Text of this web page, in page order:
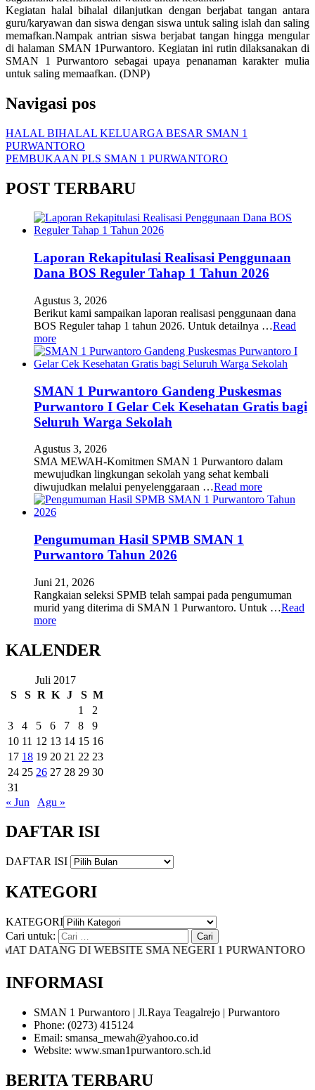
Kegiatan halal bihalal dilanjutkan dengan berjabat tangan antara
guru/karyawan dan siswa dengan siswa untuk saling islah dan saling
memafkan.Nampak antrian siswa berjabat tangan hingga mengular
di halaman SMAN 1Purwantoro. Kegiatan ini rutin dilaksanakan di
SMAN 1 Purwantoro sebagai upaya penanaman karakter mulia
untuk saling memaafkan. (DNP)
Navigasi pos
HALAL BIHALAL KELUARGA BESAR SMAN 1
PURWANTORO
PEMBUKAAN PLS SMAN 1 PURWANTORO
POST TERBARU
Laporan Rekapitulasi Realisasi Penggunaan
Dana BOS Reguler Tahap 1 Tahun 2026
Agustus 3, 2026
Berikut kami sampaikan laporan realisasi penggunaan dana
BOS Reguler tahap 1 tahun 2026. Untuk detailnya …Read
more
SMAN 1 Purwantoro Gandeng Puskesmas
Purwantoro I Gelar Cek Kesehatan Gratis bagi
Seluruh Warga Sekolah
Agustus 3, 2026
SMA MEWAH-Komitmen SMAN 1 Purwantoro dalam
mewujudkan lingkungan sekolah yang sehat kembali
diwujudkan melalui penyelenggaraan …Read more
Pengumuman Hasil SPMB SMAN 1
Purwantoro Tahun 2026
Juni 21, 2026
Rangkaian seleksi SPMB telah sampai pada pengumuman
murid yang diterima di SMAN 1 Purwantoro. Untuk …Read
more
KALENDER
Juli 2017
S
S R K J S M
1
2
3
4 5 6 7 8
9
10 11 12 13 14 15 16
17 18 19 20 21 22 23
24 25 26 27 28 29 30
31
« Jun
Agu »
DAFTAR ISI
DAFTAR ISI
KATEGORI
KATEGORI
Cari untuk:
DATANG DI WEBSITE SMA NEGERI 1 PURWANTORO
INFORMASI
SMAN 1 Purwantoro | Jl.Raya Teagalrejo | Purwantoro
Phone: (0273) 415124
Email: smansa_mewah@yahoo.co.id
Website: www.sman1purwantoro.sch.id
BERITA TERBARU